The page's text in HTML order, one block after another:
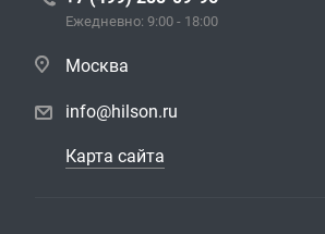
Ежедневно: 9:00 - 18:00
Москва
info@hilson.ru
Карта сайта